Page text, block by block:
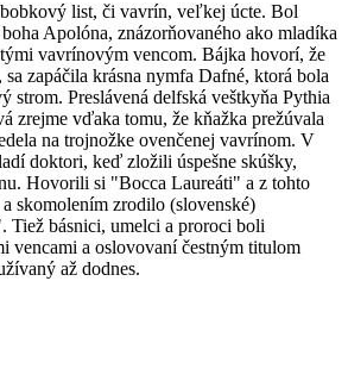
list, či vavrín, veľkej úcte. Bol
Apolóna, znázorňovaného ako mladíka
vavrínovým vencom. Bájka hovorí, že
zapáčila krásna nymfa Dafné, ktorá bola
strom. Preslávená delfská veštkyňa Pythia
zrejme vďaka tomu, že kňažka prežúvala
na trojnožke ovenčenej vavrínom. V
doktori, keď zložili úspešne skúšky,
Hovorili si "Bocca Laureáti" a z tohto
skomolením zrodilo (slovenské)
Tiež básnici, umelci a proroci boli
vencami a oslovovaní čestným titulom
až dodnes.